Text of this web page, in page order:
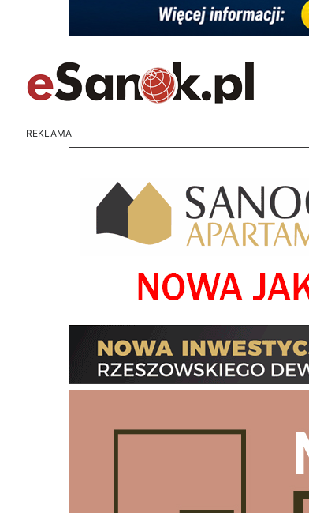
REKLAMA